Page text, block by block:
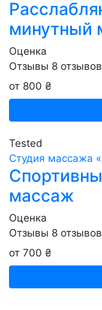
минутный
Оценка
Отзывы 8 отзывов
от 800 ₴
Tested
Студия массажа
массаж
Оценка
Отзывы 8 отзывов
от 700 ₴